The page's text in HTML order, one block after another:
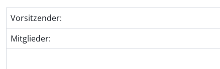
Vorsitzender:
Mitglieder: